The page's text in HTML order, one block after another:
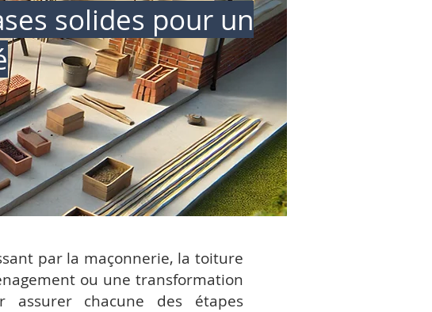
solides pour un
par la maçonnerie, la toiture
ou une transformation
assurer chacune des étapes